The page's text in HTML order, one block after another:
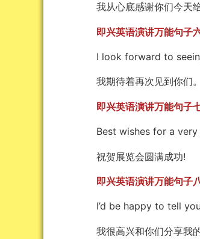
我从心底感谢你们今天给
即兴英语演讲万能句子
I look forward to
我期待着再次见到你们。
即兴英语演讲万能句子
Best wishes for a very
祝贺展览会圆满成功!
即兴英语演讲万能句子
I’d be happy to tell you
我很高兴和你们分享我的